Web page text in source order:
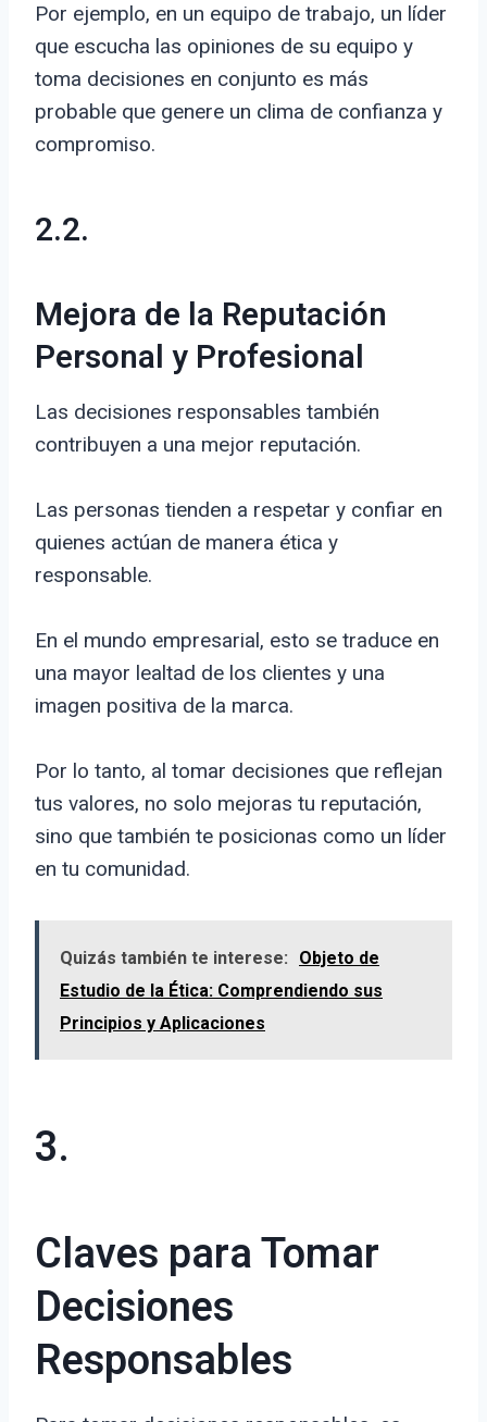
Por ejemplo, en un equipo de trabajo, un líder
que escucha las opiniones de su equipo y
toma decisiones en conjunto es más
probable que genere un clima de confianza y
compromiso.
2.2.
Mejora de la Reputación
Personal y Profesional
Las decisiones responsables también
contribuyen a una mejor reputación.
Las personas tienden a respetar y confiar en
quienes actúan de manera ética y
responsable.
En el mundo empresarial, esto se traduce en
una mayor lealtad de los clientes y una
imagen positiva de la marca.
Por lo tanto, al tomar decisiones que reflejan
tus valores, no solo mejoras tu reputación,
sino que también te posicionas como un líder
en tu comunidad.
Quizás también te interese:
Objeto de
Estudio de la Ética: Comprendiendo sus
Principios y Aplicaciones
3.
Claves para Tomar
Decisiones
Responsables